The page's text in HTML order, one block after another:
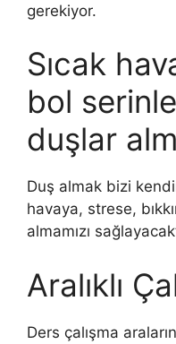
gerekiyor.
Sıcak
bol
duşlar
Duş almak bizi
havaya, strese,
almamızı
Aralıklı
Ders çalışma